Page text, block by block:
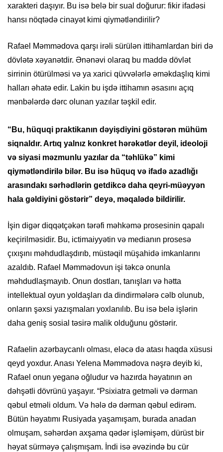
xarakteri daşıyır. Bu isə belə bir sual doğurur: fikir ifadəsi
hansı nöqtədə cinayət kimi qiymətləndirilir?
Rafael Məmmədova qarşı irəli sürülən ittihamlardan biri də
dövlətə xəyanətdir. Ənənəvi olaraq bu maddə dövlət
sirrinin ötürülməsi və ya xarici qüvvələrlə əməkdaşlıq kimi
halları əhatə edir. Lakin bu işdə ittihamın əsasını açıq
mənbələrdə dərc olunan yazılar təşkil edir.
“Bu, hüquqi praktikanın dəyişdiyini göstərən mühüm
siqnaldır. Artıq yalnız konkret hərəkətlər deyil, ideoloji
və siyasi məzmunlu yazılar da “təhlükə” kimi
qiymətləndirilə bilər. Bu isə hüquq və ifadə azadlığı
arasındakı sərhədlərin getdikcə daha qeyri-müəyyən
hala gəldiyini göstərir” deyə, məqalədə bildirilir.
İşin digər diqqətçəkən tərəfi məhkəmə prosesinin qapalı
keçirilməsidir. Bu, ictimaiyyətin və medianın prosesə
çıxışını məhdudlaşdırıb, müstəqil müşahidə imkanlarını
azaldıb. Rafael Məmmədovun işi təkcə onunla
məhdudlaşmayıb. Onun dostları, tanışları və hətta
intellektual oyun yoldaşları da dindirmələrə cəlb olunub,
onların şəxsi yazışmaları yoxlanılıb. Bu isə belə işlərin
daha geniş sosial təsirə malik olduğunu göstərir.
Rafaelin azərbaycanlı olması, eləcə də atası haqda xüsusi
qeyd yoxdur. Anası Yelena Məmmədova nəşrə deyib ki,
Rafael onun yeganə oğludur və hazırda həyatının ən
dəhşətli dövrünü yaşayır. “Psixiatra getməli və dərman
qəbul etməli oldum. Və hələ də dərman qəbul edirəm.
Bütün həyatımı Rusiyada yaşamışam, burada anadan
olmuşam, səhərdən axşama qədər işləmişəm, dürüst bir
həyat sürməyə çalışmışam. İndi isə əvəzində bu cür